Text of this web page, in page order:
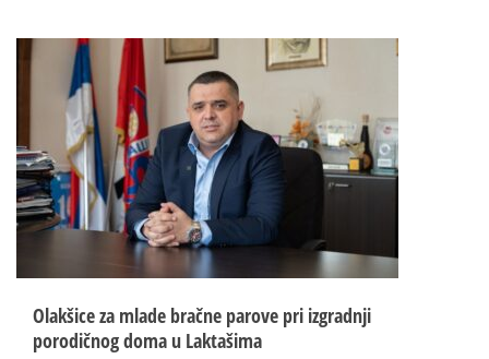
Olakšice za mlade bračne parove pri izgradnji
porodičnog doma u Laktašima